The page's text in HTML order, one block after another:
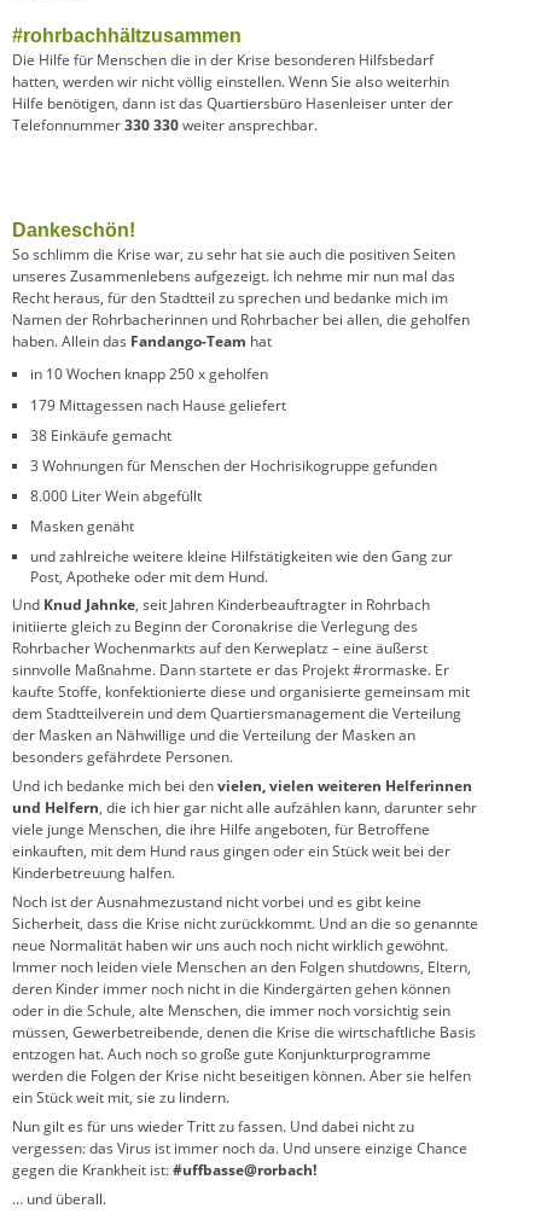
#rohrbachhältzusammen
Die Hilfe für Menschen die in der Krise besonderen Hilfsbedarf
hatten, werden wir nicht völlig einstellen. Wenn Sie also weiterhin
Hilfe benötigen, dann ist das Quartiersbüro Hasenleiser unter der
Telefonnummer330 330weiter ansprechbar.
Dankeschön!
So schlimm die Krise war, zu sehr hat sie auch die positiven Seiten
unseres Zusammenlebens aufgezeigt. Ich nehme mir nun mal das
Recht heraus, für den Stadtteil zu sprechen und bedanke mich im
Namen der Rohrbacherinnen und Rohrbacher bei allen, die geholfen
haben. Allein das Fandango-Team hat
in 10 Wochen knapp 250 x geholfen
179 Mittagessen nach Hause geliefert
38 Einkäufe gemacht
3 Wohnungen für Menschen der Hochrisikogruppe gefunden
8.000 Liter Wein abgefüllt
Masken genäht
und zahlreiche weitere kleine Hilfstätigkeiten wie den Gang zur
Post, Apotheke oder mit dem Hund.
Und Knud Jahnke, seit Jahren Kinderbeauftragter in Rohrbach
initiierte gleich zu Beginn der Coronakrise die Verlegung des
Rohrbacher Wochenmarkts auf den Kerweplatz – eine äußerst
sinnvolle Maßnahme. Dann startete er das Projekt #rormaske. Er
kaufte Stoffe, konfektionierte diese und organisierte gemeinsam mit
dem Stadtteilverein und dem Quartiersmanagement die Verteilung
der Masken an Nähwillige und die Verteilung der Masken an
besonders gefährdete Personen.
Und ich bedanke mich bei denvielen, vielen weiteren Helferinnen
und Helfern, die ich hier gar nicht alle aufzählen kann, darunter sehr
viele junge Menschen, die ihre Hilfe angeboten, für Betroffene
einkauften, mit dem Hund raus gingen oder ein Stück weit bei der
Kinderbetreuung halfen.
Noch ist der Ausnahmezustand nicht vorbei und es gibt keine
Sicherheit, dass die Krise nicht zurückkommt. Und an die so genannte
neue Normalität haben wir uns auch noch nicht wirklich gewöhnt.
Immer noch leiden viele Menschen an den Folgen shutdowns, Eltern,
deren Kinder immer noch nicht in die Kindergärten gehen können
oder in die Schule, alte Menschen, die immer noch vorsichtig sein
müssen, Gewerbetreibende, denen die Krise die wirtschaftliche Basis
entzogen hat. Auch noch so große gute Konjunkturprogramme
werden die Folgen der Krise nicht beseitigen können. Aber sie helfen
ein Stück weit mit, sie zu lindern.
Nun gilt es für uns wieder Tritt zu fassen. Und dabei nicht zu
vergessen: das Virus ist immer noch da. Und unsere einzige Chance
gegen die Krankheit ist:#uffbasse@rorbach!
… und überall.